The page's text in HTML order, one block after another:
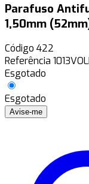
Parafuso
1,50mm
Código 422
Referência
Esgotado
Esgotado
Avise-me